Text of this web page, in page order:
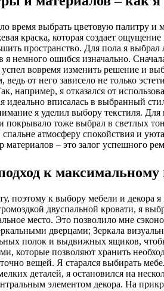
время выбрать цветовую палитру
краска, которая создает
пространство. Для пола я
немного ошибся изначально.
вовремя изменить решение и
от него зависело не только
например, я отказался от
идеально вписалась в выбранный
я уделил выбору текстиля.
покрывало тоже выбрал в светлых
спальне атмосферу спокойствия и
– это залог успешного
к максимальному
поэтому к выбору мебели и
двуспальной кровати, я
место. Это позволило мне
дверцами; Зеркала
полок и выдвижных ящиков,
которые позволяют хранить
вещей. Я старался выбирать
деталей, я остановился на
элементом декора. На